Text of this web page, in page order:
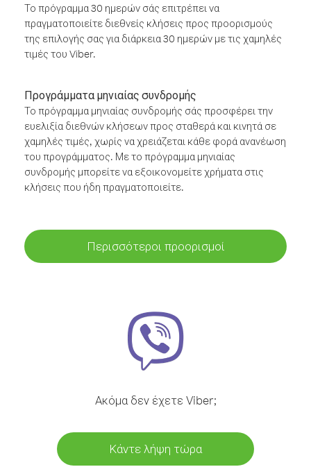
Το πρόγραμμα 30 ημερών σάς επιτρέπει να
πραγματοποιείτε διεθνείς κλήσεις προς προορισμούς
της επιλογής σας για διάρκεια 30 ημερών με τις χαμηλές
τιμές του Viber.
Προγράμματα μηνιαίας συνδρομής
Το πρόγραμμα μηνιαίας συνδρομής σάς προσφέρει την
ευελιξία διεθνών κλήσεων προς σταθερά και κινητά σε
χαμηλές τιμές, χωρίς να χρειάζεται κάθε φορά ανανέωση
του προγράμματος. Με το πρόγραμμα μηνιαίας
συνδρομής μπορείτε να εξοικονομείτε χρήματα στις
κλήσεις που ήδη πραγματοποιείτε.
Περισσότεροι προορισμοί
Ακόμα δεν έχετε Viber;
Κάντε λήψη τώρα